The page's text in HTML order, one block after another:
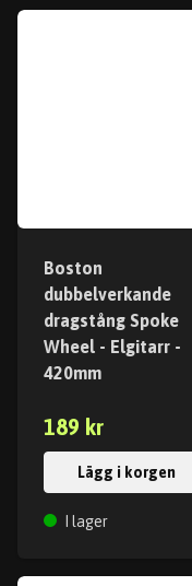
Boston
dubbelverkande
dragstång Spoke
Wheel - Elgitarr -
420mm
189 kr
Lägg i korgen
I lager